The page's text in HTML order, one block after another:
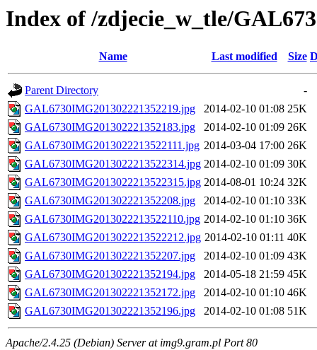
Index of /zdjecie_w_tle/
Name Last modified Size
Parent Directory
-
GAL6730IMG201302221352219.jpg
2014-02-10 01:08 25K
GAL6730IMG201302221352183.jpg
2014-02-10 01:09 26K
GAL6730IMG2013022213522111.jpg 2014-03-04 17:00 26K
GAL6730IMG2013022213522314.jpg 2014-02-10 01:09 30K
GAL6730IMG2013022213522315.jpg 2014-08-01 10:24 32K
GAL6730IMG201302221352208.jpg
2014-02-10 01:10 33K
GAL6730IMG2013022213522110.jpg 2014-02-10 01:10 36K
GAL6730IMG2013022213522212.jpg 2014-02-10 01:11 40K
GAL6730IMG201302221352207.jpg
2014-02-10 01:09 43K
GAL6730IMG201302221352194.jpg
2014-05-18 21:59 45K
GAL6730IMG201302221352172.jpg
2014-02-10 01:10 46K
GAL6730IMG201302221352196.jpg
2014-02-10 01:08 51K
Apache/2.4.25 (Debian) Server at img9.gram.pl Port 80